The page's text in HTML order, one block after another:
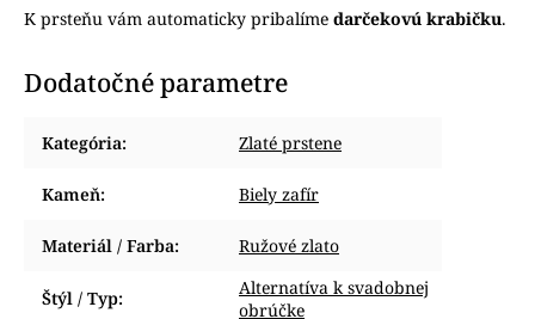
K prsteňu vám automaticky pribalíme darčekovú krabičku.
Dodatočné parametre
Kategória: Zlaté prstene
Kameň: Biely zafír
Materiál / Farba: Ružové zlato
Štýl / Typ:
Alternatíva k svadobnej
obrúčke